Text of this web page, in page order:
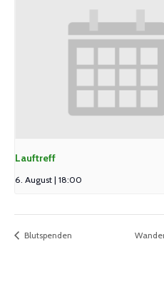
Lauftreff
6. August | 18:00
Blutspenden